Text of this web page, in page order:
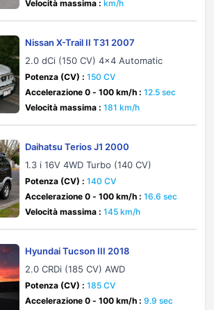
Velocità massima : km/h
Nissan X-Trail II T31 2007
2.0 dCi (150 CV) 4x4 Automatic
Potenza (CV) : 150 CV
Accelerazione 0 - 100 km/h : 12.5 sec
Velocità massima : 181 km/h
Daihatsu Terios J1 2000
1.3 i 16V 4WD Turbo (140 CV)
Potenza (CV) : 140 CV
Accelerazione 0 - 100 km/h : 16.6 sec
Velocità massima : 145 km/h
Hyundai Tucson III 2018
2.0 CRDi (185 CV) AWD
Potenza (CV) : 185 CV
Accelerazione 0 - 100 km/h : 9.9 sec